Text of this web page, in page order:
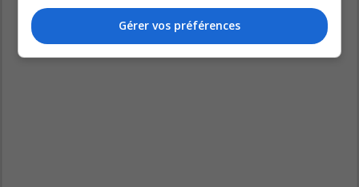
Gérer vos préférences